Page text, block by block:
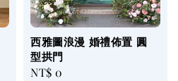
西雅圖浪漫 婚禮佈置 圓
型拱門
Regular
NT$ 0